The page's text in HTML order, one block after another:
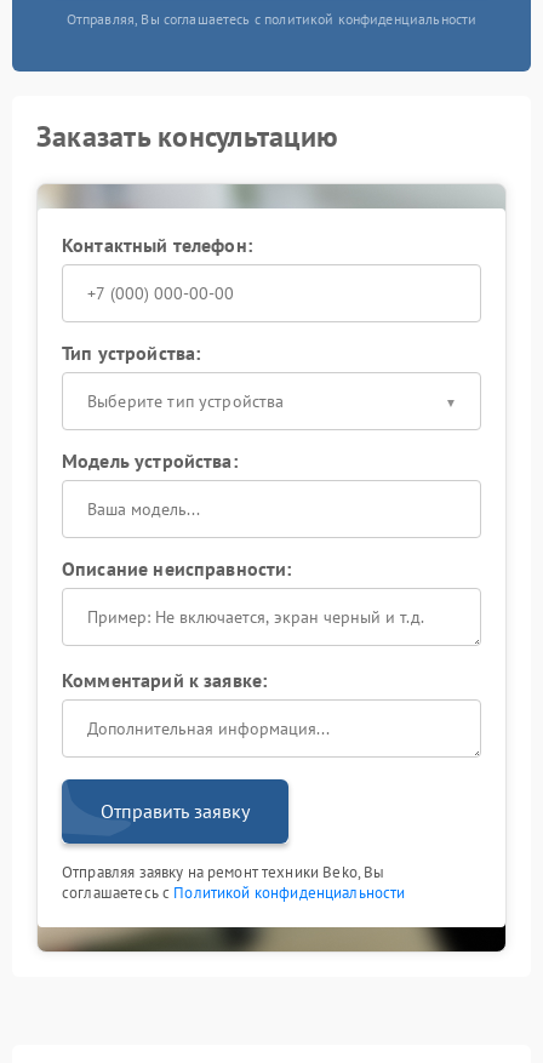
Отправляя, Вы соглашаетесь с политикой конфиденциальности
Заказать консультацию
Контактный телефон:
Тип устройства:
Выберите тип устройства
Модель устройства:
Описание неисправности:
Комментарий к заявке:
Отправить заявку
Отправляя заявку на ремонт техники Beko, Вы
соглашаетесь с Политикой конфиденциальности